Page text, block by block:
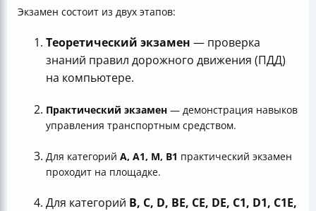
Экзамен состоит из двух этапов:
Теоретический экзамен — проверка
знаний правил дорожного движения (ПДД)
на компьютере.
Практический экзамен — демонстрация навыков
управления транспортным средством.
Для категорий А, А1, М, В1 практический экзамен
проходит на площадке.
Для категорий В, С, D, BE, CE, DE, C1, D1, C1E,